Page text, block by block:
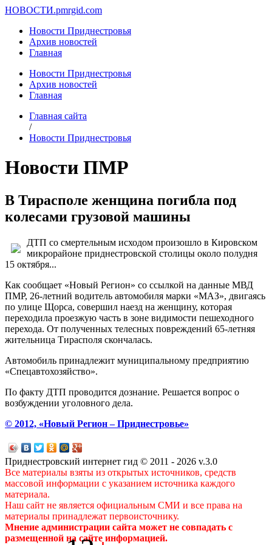
НОВОСТИ.pmrgid.com
Новости Приднестровья
Архив новостей
Главная
Новости Приднестровья
Архив новостей
Главная
Главная сайта
/
Новости Приднестровья
Новости ПМР
В Тирасполе женщина погибла под
колесами грузовой машины
ДТП со смертельным исходом произошло в Кировском
микрорайоне приднестровской столицы около полудня
15 октября...
Как сообщает «Новый Регион» со ссылкой на данные МВД
ПМР, 26-летний водитель автомобиля марки «МАЗ», двигаясь
по улице Щорса, совершил наезд на женщину, которая
переходила проезжую часть в зоне видимости пешеходного
перехода. От полученных телесных повреждений 65-летняя
жительница Тирасполя скончалась.
Автомобиль принадлежит муниципальному предприятию
«Спецавтохозяйство».
По факту ДТП проводится дознание. Решается вопрос о
возбуждении уголовного дела.
© 2012, «Новый Регион – Приднестровье»
Приднестровский интернет гид © 2011 - 2026 v.3.0
Все материалы взяты из открытых источников, средств
массовой информации с указанием источника каждого
материала.
Наш сайт не является официальным СМИ и все права на
материалы принадлежат первоисточнику.
Мнение администрации сайта может не совпадать с
размещенной на сайте информацией.